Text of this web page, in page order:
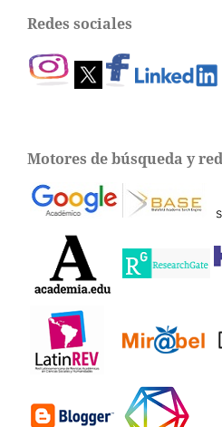
Redes sociales
Motores de búsqueda y